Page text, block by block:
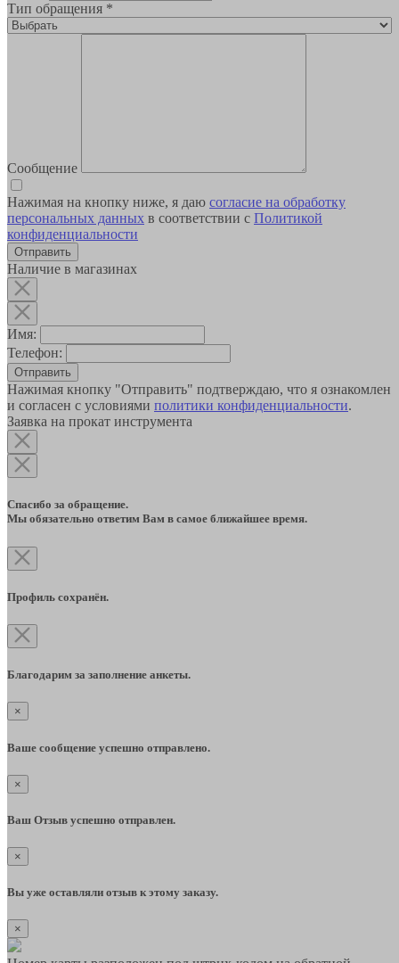
Тип обращения *
Сообщение
Нажимая на кнопку ниже, я даю согласие на обработку
персональных данных в соответствии с Политикой
конфиденциальности
Наличие в магазинах
Имя:
Телефон:
Отправить
Нажимая кнопку "Отправить" подтверждаю, что я ознакомлен
и согласен с условиями политики конфиденциальности.
Заявка на прокат инструмента
Спасибо за обращение.
Мы обязательно ответим Вам в самое ближайшее время.
Профиль сохранён.
Благодарим за заполнение анкеты.
×
Ваше сообщение успешно отправлено.
×
Ваш Отзыв успешно отправлен.
×
Вы уже оставляли отзыв к этому заказу.
×